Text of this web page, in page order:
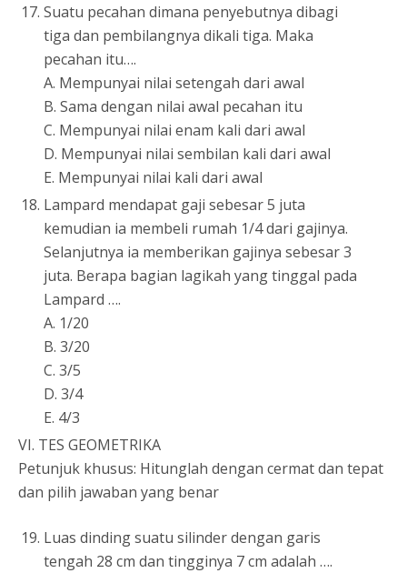
Suatu pecahan dimana penyebutnya dibagi
tiga dan pembilangnya dikali tiga. Maka
pecahan itu….
A. Mempunyai nilai setengah dari awal
B. Sama dengan nilai awal pecahan itu
C. Mempunyai nilai enam kali dari awal
D. Mempunyai nilai sembilan kali dari awal
E. Mempunyai nilai kali dari awal
Lampard mendapat gaji sebesar 5 juta
kemudian ia membeli rumah 1/4 dari gajinya.
Selanjutnya ia memberikan gajinya sebesar 3
juta. Berapa bagian lagikah yang tinggal pada
Lampard ….
A. 1/20
B. 3/20
C. 3/5
D. 3/4
E. 4/3
VI. TES GEOMETRIKA
Petunjuk khusus: Hitunglah dengan cermat dan tepat
dan pilih jawaban yang benar
Luas dinding suatu silinder dengan garis
tengah 28 cm dan tingginya 7 cm adalah ….